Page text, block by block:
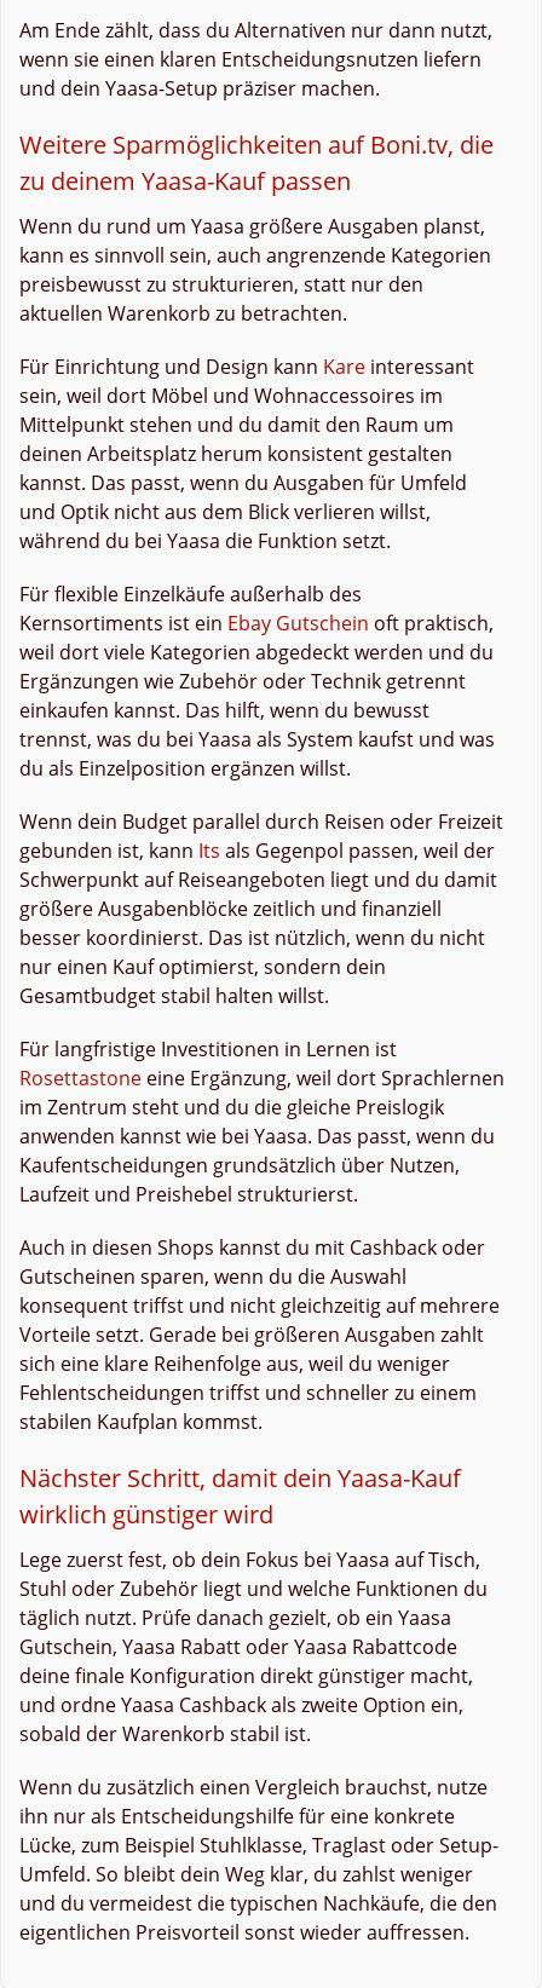
Am Ende zählt, dass du Alternativen nur dann nutzt,
wenn sie einen klaren Entscheidungsnutzen liefern
und dein Yaasa-Setup präziser machen.
Weitere Sparmöglichkeiten auf Boni.tv, die
zu deinem Yaasa-Kauf passen
Wenn du rund um Yaasa größere Ausgaben planst,
kann es sinnvoll sein, auch angrenzende Kategorien
preisbewusst zu strukturieren, statt nur den
aktuellen Warenkorb zu betrachten.
Für Einrichtung und Design kann Kare interessant
sein, weil dort Möbel und Wohnaccessoires im
Mittelpunkt stehen und du damit den Raum um
deinen Arbeitsplatz herum konsistent gestalten
kannst. Das passt, wenn du Ausgaben für Umfeld
und Optik nicht aus dem Blick verlieren willst,
während du bei Yaasa die Funktion setzt.
Für flexible Einzelkäufe außerhalb des
Kernsortiments ist ein Ebay Gutschein oft praktisch,
weil dort viele Kategorien abgedeckt werden und du
Ergänzungen wie Zubehör oder Technik getrennt
einkaufen kannst. Das hilft, wenn du bewusst
trennst, was du bei Yaasa als System kaufst und was
du als Einzelposition ergänzen willst.
Wenn dein Budget parallel durch Reisen oder Freizeit
gebunden ist, kann Its als Gegenpol passen, weil der
Schwerpunkt auf Reiseangeboten liegt und du damit
größere Ausgabenblöcke zeitlich und finanziell
besser koordinierst. Das ist nützlich, wenn du nicht
nur einen Kauf optimierst, sondern dein
Gesamtbudget stabil halten willst.
Für langfristige Investitionen in Lernen ist
Rosettastone eine Ergänzung, weil dort Sprachlernen
im Zentrum steht und du die gleiche Preislogik
anwenden kannst wie bei Yaasa. Das passt, wenn du
Kaufentscheidungen grundsätzlich über Nutzen,
Laufzeit und Preishebel strukturierst.
Auch in diesen Shops kannst du mit Cashback oder
Gutscheinen sparen, wenn du die Auswahl
konsequent triffst und nicht gleichzeitig auf mehrere
Vorteile setzt. Gerade bei größeren Ausgaben zahlt
sich eine klare Reihenfolge aus, weil du weniger
Fehlentscheidungen triffst und schneller zu einem
stabilen Kaufplan kommst.
Nächster Schritt, damit dein Yaasa-Kauf
wirklich günstiger wird
Lege zuerst fest, ob dein Fokus bei Yaasa auf Tisch,
Stuhl oder Zubehör liegt und welche Funktionen du
täglich nutzt. Prüfe danach gezielt, ob ein Yaasa
Gutschein, Yaasa Rabatt oder Yaasa Rabattcode
deine finale Konfiguration direkt günstiger macht,
und ordne Yaasa Cashback als zweite Option ein,
sobald der Warenkorb stabil ist.
Wenn du zusätzlich einen Vergleich brauchst, nutze
ihn nur als Entscheidungshilfe für eine konkrete
Lücke, zum Beispiel Stuhlklasse, Traglast oder Setup-
Umfeld. So bleibt dein Weg klar, du zahlst weniger
und du vermeidest die typischen Nachkäufe, die den
eigentlichen Preisvorteil sonst wieder auffressen.